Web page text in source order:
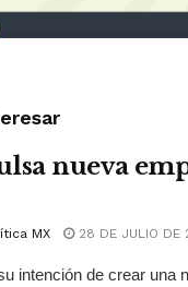
nueva
MX 28 DE JULIO DE
intención de crear una